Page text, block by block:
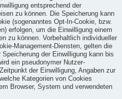
entsprechend der
zu können. Die Speicherung kann
(sogenanntes Opt-In-Cookie, bzw.
erfolgen, um die Einwilligung einem
zu können. Vorbehaltlich individueller
Management-Diensten, gelten die
der Einwilligung kann bis
ein pseudonymer Nutzer-
der Einwilligung, Angaben zur
Kategorien von Cookies
Browser, System und verwendeten